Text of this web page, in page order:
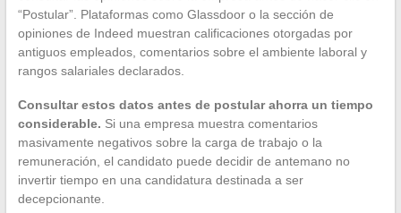
“Postular”. Plataformas como Glassdoor o la sección de
opiniones de Indeed muestran calificaciones otorgadas por
antiguos empleados, comentarios sobre el ambiente laboral y
rangos salariales declarados.
Consultar estos datos antes de postular ahorra un tiempo
considerable. Si una empresa muestra comentarios
masivamente negativos sobre la carga de trabajo o la
remuneración, el candidato puede decidir de antemano no
invertir tiempo en una candidatura destinada a ser
decepcionante.